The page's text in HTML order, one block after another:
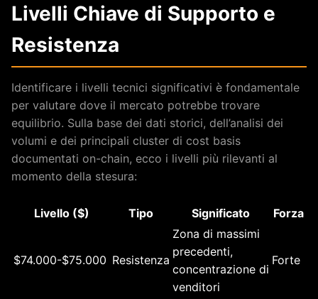
Livelli Chiave di Supporto e
Resistenza
Identificare i livelli tecnici significativi è fondamentale
per valutare dove il mercato potrebbe trovare
equilibrio. Sulla base dei dati storici, dell’analisi dei
volumi e dei principali cluster di cost basis
documentati on-chain, ecco i livelli più rilevanti al
momento della stesura:
Livello ($) Tipo Significato Forza
$74.000-$75.000 Resistenza
Zona di massimi
precedenti,
concentrazione di
venditori
Forte